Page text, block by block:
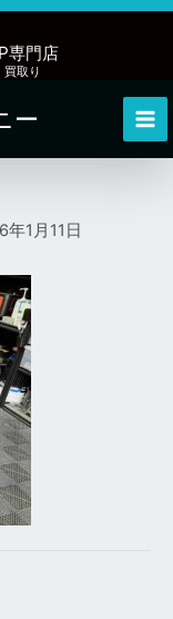
専門店
取り
ー
年1月11日